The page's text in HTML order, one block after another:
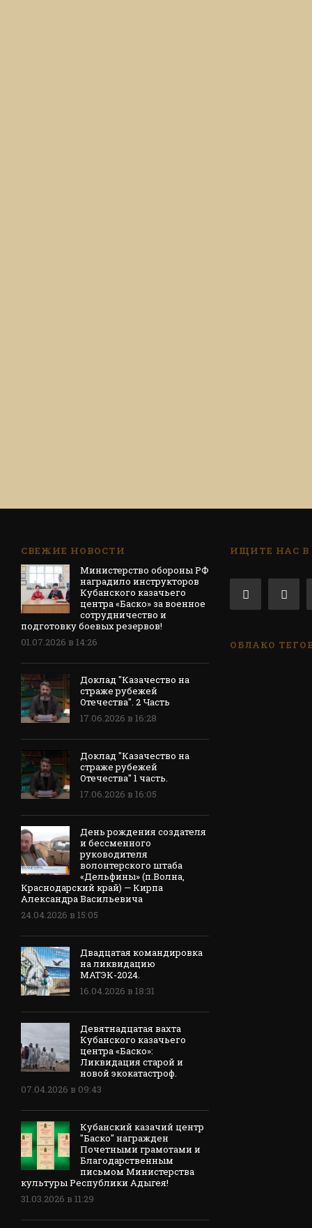
СВЕЖИЕ НОВОСТИ
Министерство обороны РФ
наградило инструкторов
Кубанского казачьего
центра «Баско» за военное
сотрудничество и
подготовку боевых резервов!
01.07.2026 в 14:26
Доклад "Казачество на
страже рубежей
Отечества". 2 Часть
17.06.2026 в 16:28
Доклад "Казачество на
страже рубежей
Отечества" 1 часть.
17.06.2026 в 16:05
День рождения создателя
и бессменного
руководителя
волонтерского штаба
«Дельфины» (п.Волна,
Краснодарский край) — Кирпа
Александра Васильевича
24.04.2026 в 15:05
Двадцатая командировка
на ликвидацию
МАТЭК-2024.
16.04.2026 в 18:31
Девятнадцатая вахта
Кубанского казачьего
центра «Баско»:
Ликвидация старой и
новой экокатастроф.
07.04.2026 в 09:43
Кубанский казачий центр
"Баско" награжден
Почетными грамотами и
Благодарственным
письмом Министерства
культуры Республики Адыгея!
31.03.2026 в 11:29
ИЩИТЕ НАС В
ОБЛАКО